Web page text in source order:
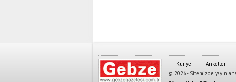
Künye Anketler
© 2026 - Sitemizde